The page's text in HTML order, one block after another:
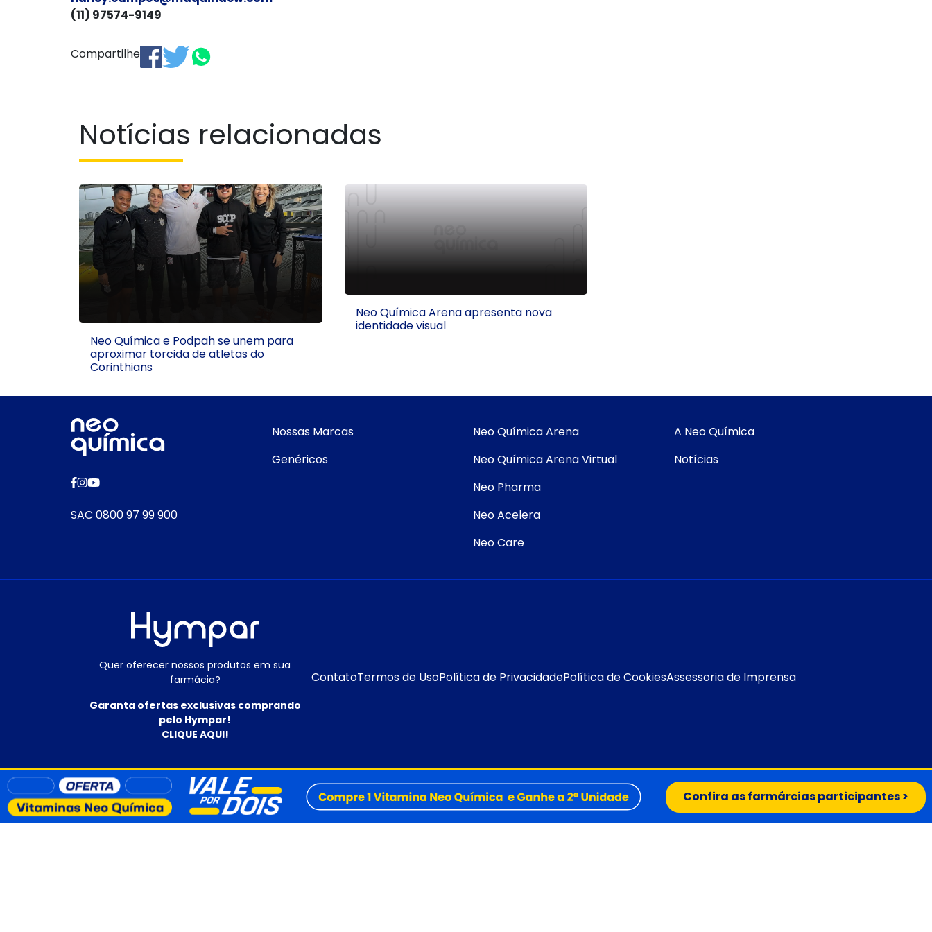
Confira as farmárcias participantes >
(11) 97574-9149
Compartilhe
Notícias relacionadas
Neo Química e Podpah se unem para
aproximar torcida de atletas do
Corinthians
Neo Química Arena apresenta nova
identidade visual
SAC 0800 97 99 900
Nossas Marcas
Genéricos
Neo Química Arena
Neo Química Arena Virtual
Neo Pharma
Neo Acelera
Neo Care
A Neo Química
Notícias
Quer oferecer nossos produtos em sua
farmácia?
Garanta ofertas exclusivas comprando
pelo Hympar!
CLIQUE AQUI!
ContatoTermos de UsoPolítica de PrivacidadePolítica de CookiesAssessoria de Imprensa